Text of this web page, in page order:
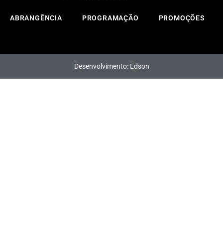
ABRANGÊNCIA PROGRAMAÇÃO PROMOÇÕES
Desenvolvimento: Edson